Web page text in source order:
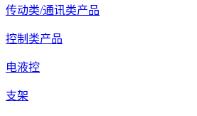
传动类/通讯类产品
控制类产品
电液控
支架